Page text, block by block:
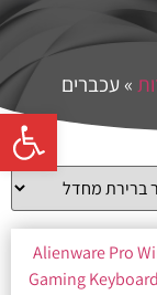
פתח
»עכברים